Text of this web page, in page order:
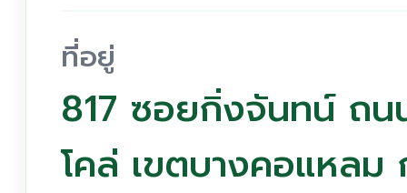
ที่อยู่
817 ซอยกิ่งจันทน์ ถน
โคล่ เขตบางคอแหลม